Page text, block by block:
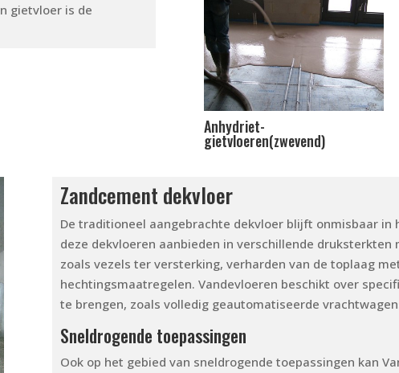
gietvloer is de
Anhydriet-
gietvloeren(zwevend)
Zandcement dekvloer
De traditioneel aangebrachte dekvloer blijft onmisbaar in
deze dekvloeren aanbieden in verschillende
zoals vezels ter versterking, verharden van de toplaag
hechtingsmaatregelen. Vandevloeren beschikt over
te brengen, zoals volledig geautomatiseerde
Sneldrogende toepassingen
Ook op het gebied van sneldrogende toepassingen kan